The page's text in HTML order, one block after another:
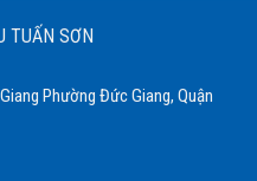
TUẤN SƠN
Phường Đức Giang, Quận